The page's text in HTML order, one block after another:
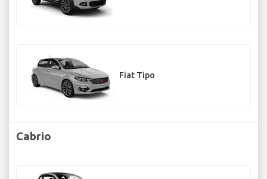
Fiat Tipo
Cabrio